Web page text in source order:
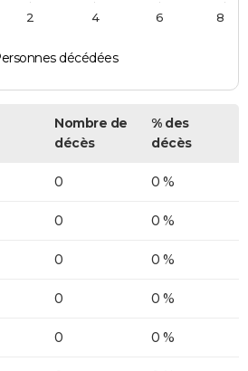
décédées
2 4 6 8
Nombre de
décès
% des
décès
0 0 %
0 0 %
0 0 %
0 0 %
0 0 %